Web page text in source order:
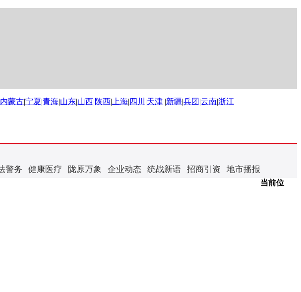
内蒙古|宁夏|青海|山东|山西|陕西| 上海| 四川 |天津 |新疆|兵团 |云南|浙江
警务 健康医疗 陇原万象 企业动态 统战新语 招商引资 地市播报
当前位